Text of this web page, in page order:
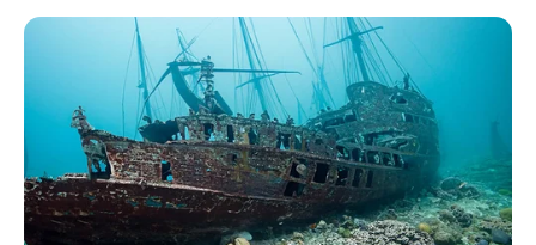
MANTÉNGASE EN ALERTA
Tenemos todas las noticias que le
interesan. Para estar bien informado, por
favor, active las notificaciones de Alerta.